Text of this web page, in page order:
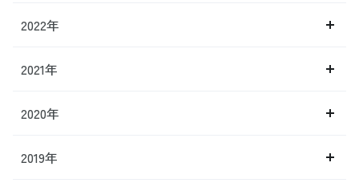
2022年
2021年
2020年
2019年